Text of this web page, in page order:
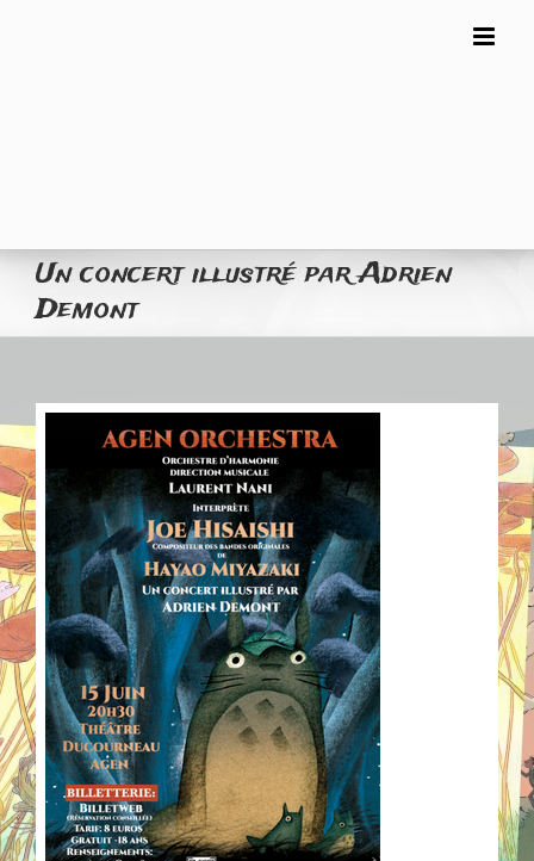
Un concert illustré par Adrien
Demont